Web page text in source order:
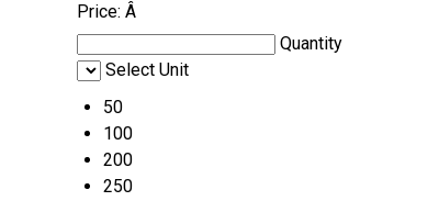
Price: Â
Quantity
Select Unit
50
100
200
250